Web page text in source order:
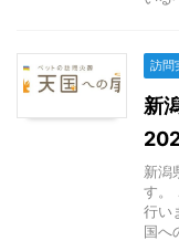
訪問
新
新潟
す。
行い
国へ